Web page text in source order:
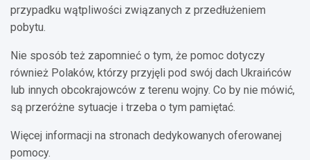
przypadku wątpliwości związanych z przedłużeniem
pobytu.
Nie sposób też zapomnieć o tym, że pomoc dotyczy
również Polaków, którzy przyjęli pod swój dach Ukraińców
lub innych obcokrajowców z terenu wojny. Co by nie mówić,
są przeróżne sytuacje i trzeba o tym pamiętać.
Więcej informacji na stronach dedykowanych oferowanej
pomocy.